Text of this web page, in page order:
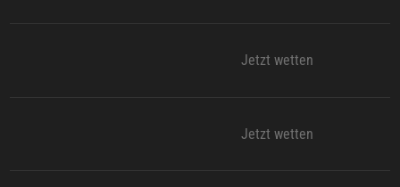
Jetzt wetten
Jetzt wetten